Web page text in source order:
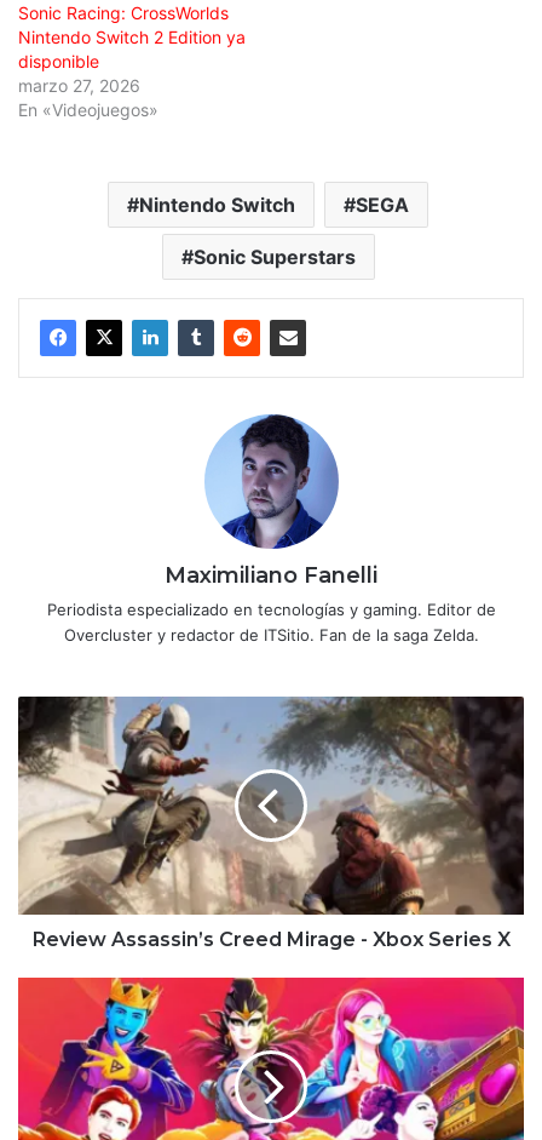
Sonic Racing: CrossWorlds
Nintendo Switch 2 Edition ya
disponible
marzo 27, 2026
En «Videojuegos»
Nintendo Switch SEGA
Sonic Superstars
Maximiliano Fanelli
Periodista especializado en tecnologías y gaming. Editor de
Overcluster y redactor de ITSitio. Fan de la saga Zelda.
Review
Assassin’s
Creed Mirage
-
Series
Review Assassin’s Creed Mirage - Xbox Series X
Dance
2024
Nintendo